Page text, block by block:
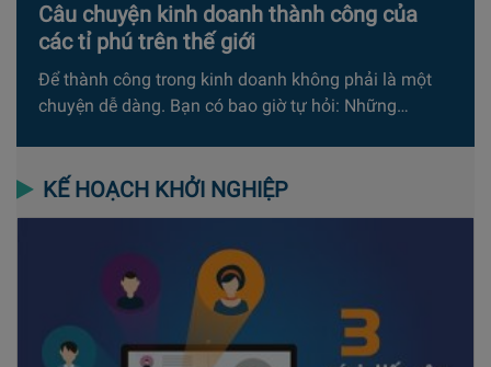
Câu chuyện kinh doanh thành công của
các tỉ phú trên thế giới
Để thành công trong kinh doanh không phải là một
chuyện dễ dàng. Bạn có bao giờ tự hỏi: Những…
KẾ HOẠCH KHỞI NGHIỆP